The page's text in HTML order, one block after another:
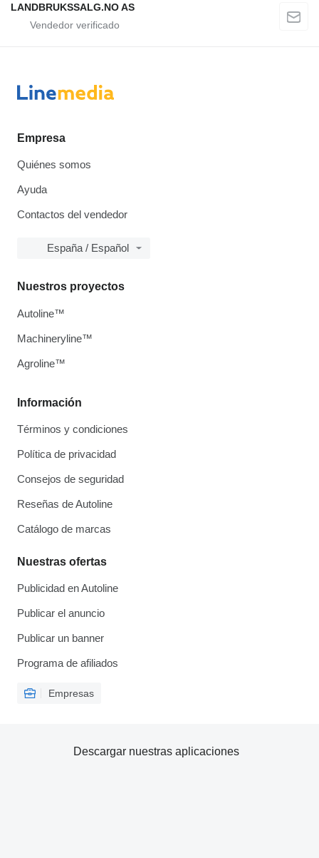
LANDBRUKSSALG.NO AS
Empresa
Quiénes somos
Ayuda
Contactos del vendedor
España / Español
Información
Términos y condiciones
Política de privacidad
Consejos de seguridad
Reseñas de Autoline
Catálogo de marcas
Nuestras ofertas
Publicidad en Autoline
Publicar el anuncio
Publicar un banner
Programa de afiliados
Empresas
Nuestros proyectos
Autoline™
Machineryline™
Agroline™
Descargar nuestras aplicaciones